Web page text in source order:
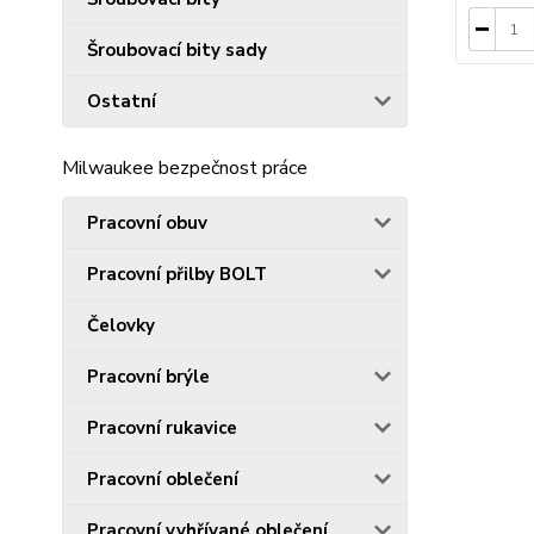
Šroubovací bity sady
Ostatní
Milwaukee bezpečnost práce
Pracovní obuv
Pracovní přilby BOLT
Čelovky
Pracovní brýle
Pracovní rukavice
Pracovní oblečení